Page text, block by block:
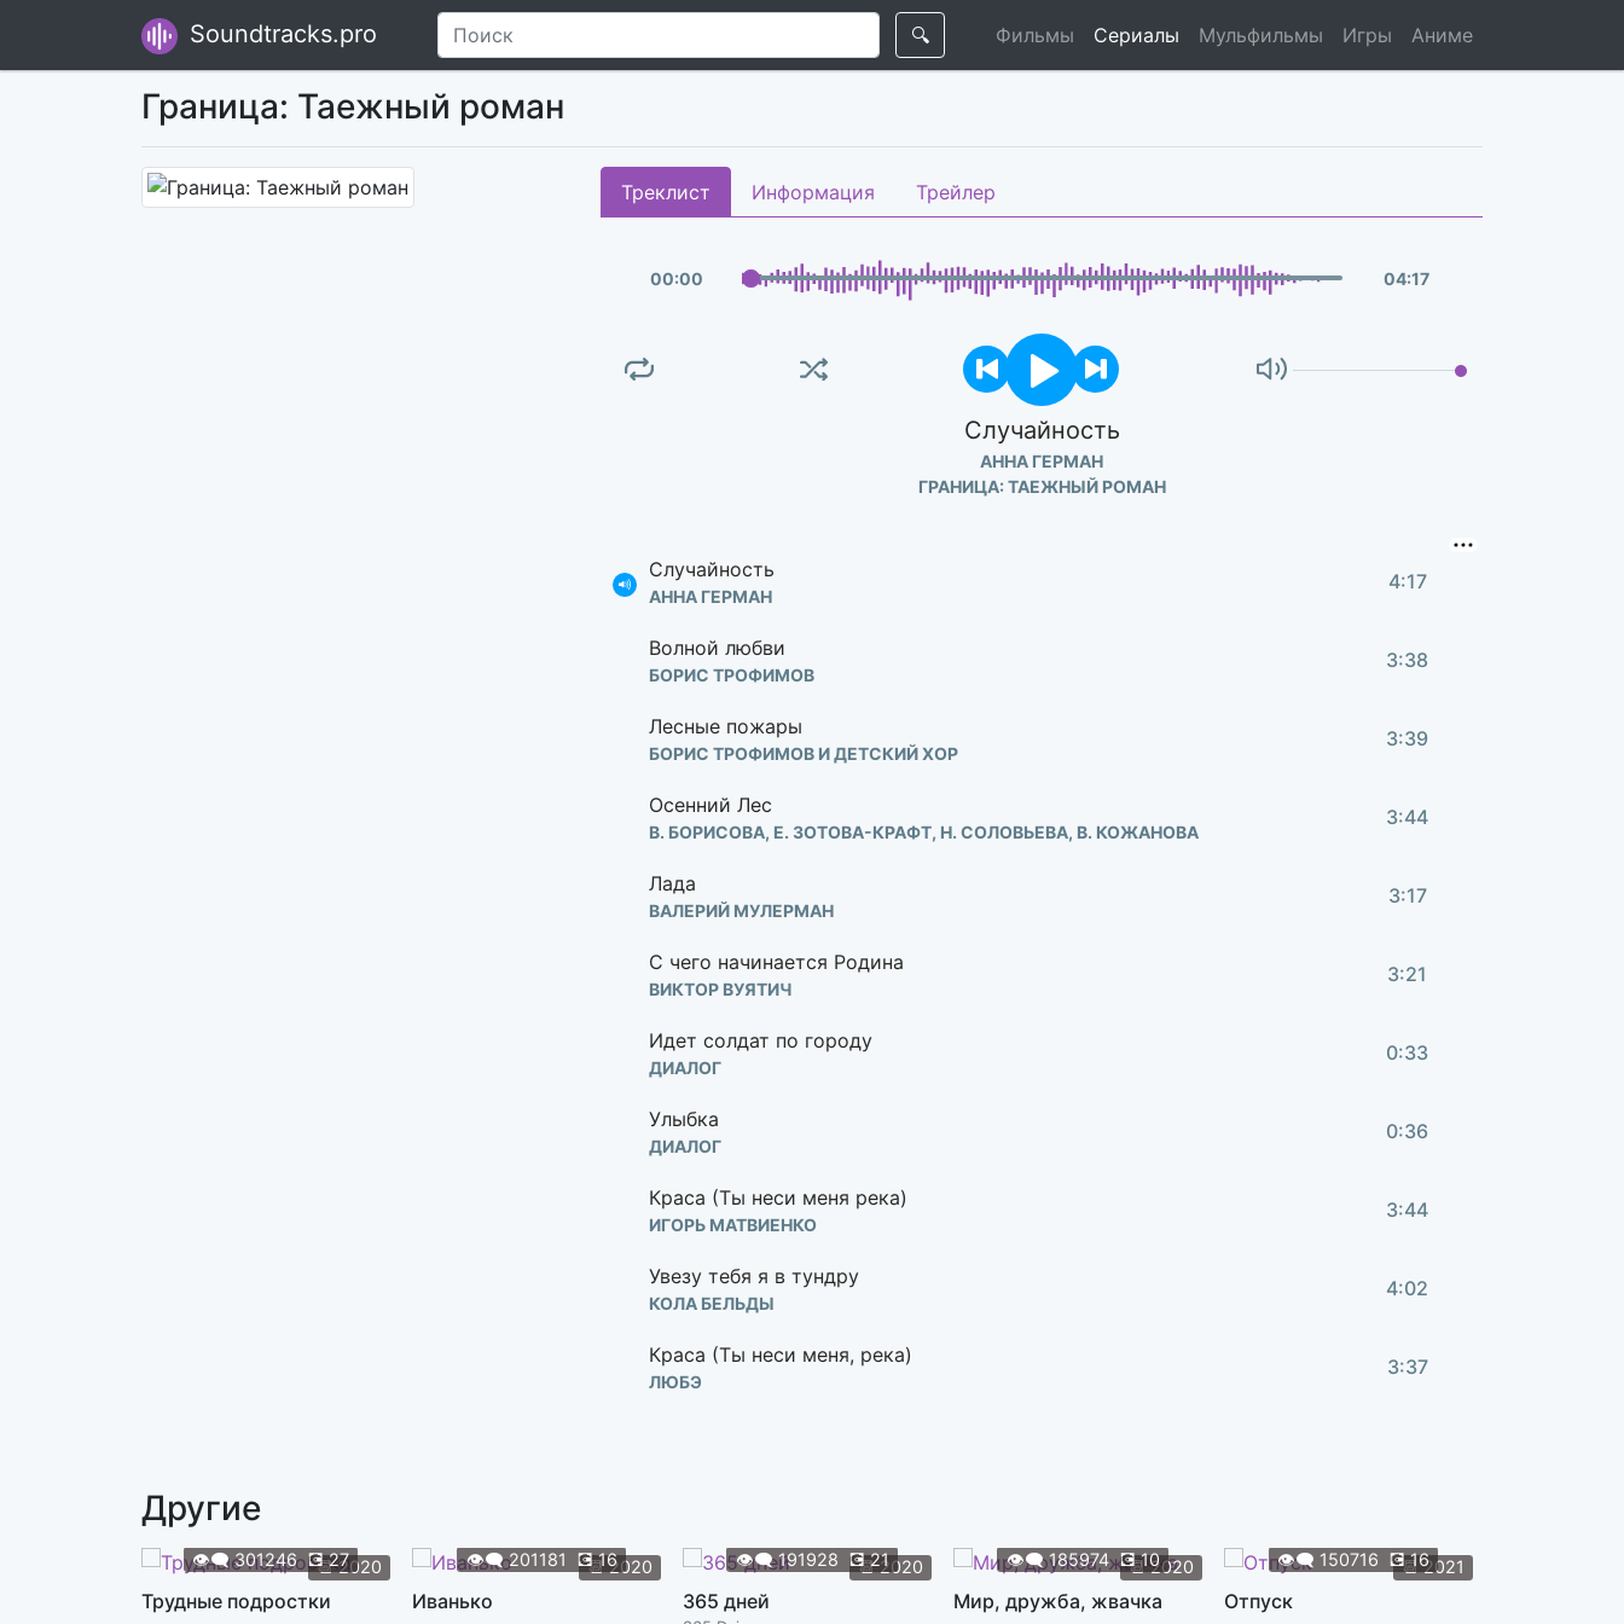
Soundtracks.pro 🔍 Фильмы Сериалы Мульфильмы Игры Аниме
Граница: Таежный роман
Треклист Информация Трейлер
00:00 04:17
Случайность
АННА ГЕРМАН
ГРАНИЦА: ТАЕЖНЫЙ РОМАН
Случайность
АННА ГЕРМАН
4:17
Волной любви
БОРИС ТРОФИМОВ
3:38
Лесные пожары
БОРИС ТРОФИМОВ И ДЕТСКИЙ ХОР
3:39
Осенний Лес
В. БОРИСОВА, Е. ЗОТОВА-КРАФТ, Н. СОЛОВЬЕВА, В. КОЖАНОВА
3:44
Лада
ВАЛЕРИЙ МУЛЕРМАН
3:17
С чего начинается Родина
ВИКТОР ВУЯТИЧ
3:21
Идет солдат по городу
ДИАЛОГ
0:33
Улыбка
ДИАЛОГ
0:36
Краса (Ты неси меня река)
ИГОРЬ МАТВИЕНКО
3:44
Увезу тебя я в тундру
КОЛА БЕЛЬДЫ
4:02
Краса (Ты неси меня, река)
ЛЮБЭ
3:37
На Сопках Манчжурии
ОТДЕЛЬНЫЙ ПОКАЗАТЕЛЬНЫЙ ОРКЕСТР МО СССР П/У Н. НАЗАРОВА
Другие
📆2020
👁️‍🗨️301246 💽27
Трудные подростки
📆2020
👁️‍🗨️201181 💽16
Иванько
📆2020
👁️‍🗨️191928 💽21
365 дней
📆2020
👁️‍🗨️185974 💽10
Мир, дружба, жвачка
📆2021
👁️‍🗨️ 150716 💽16
Отпуск